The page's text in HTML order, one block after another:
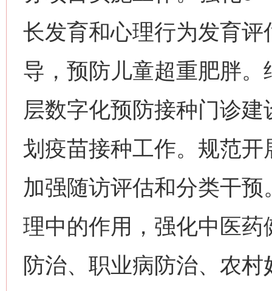
长发育和心理行为发育
导，预防儿童超重肥胖
层数字化预防接种门诊
划疫苗接种工作。规范
加强随访评估和分类干
理中的作用，强化中医
防治、职业病防治、农村